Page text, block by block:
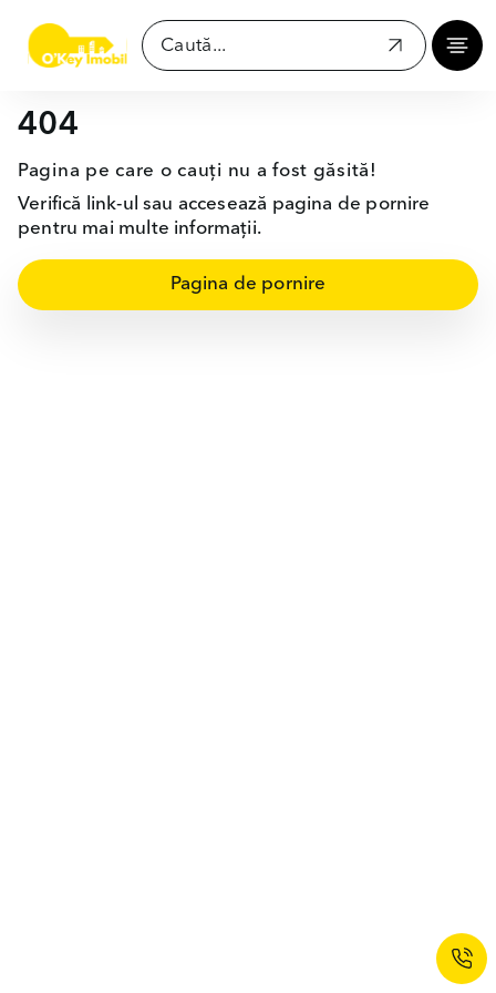
404
Pagina pe care o cauți nu a fost găsită!
Verifică link-ul sau accesează pagina de pornire
pentru mai multe informații.
Pagina de pornire